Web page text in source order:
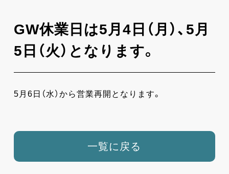
GW休業日は5月4日（月）、5月
5日（火）となります。
5月6日（水）から営業再開となります。
一覧に戻る